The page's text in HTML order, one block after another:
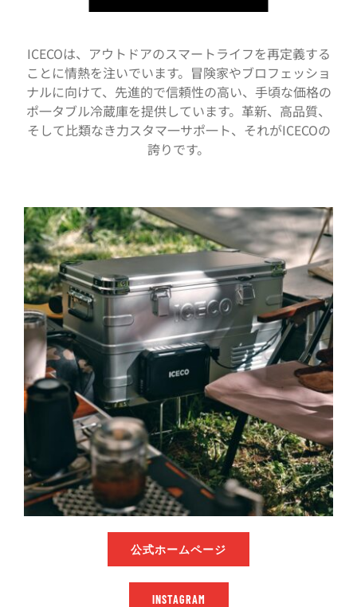
ICECOは、アウトドアのスマートライフを再定義する
ことに情熱を注いでいます。冒険家やブロフェッショ
ナルに向けて、先進的で信頼性の高い、手頃な価格の
ポ一タブル冷蔵庫を提供しています。革新、高品質、
そして比類なき力スタマ一サポ一ト、それがICECOの
誇りです。
公式ホームページ
INSTAGRAM